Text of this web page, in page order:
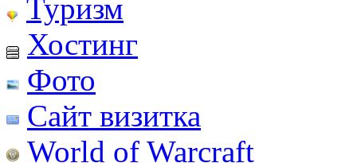
Туризм
Хостинг
Фото
Сайт визитка
World of Warcraft